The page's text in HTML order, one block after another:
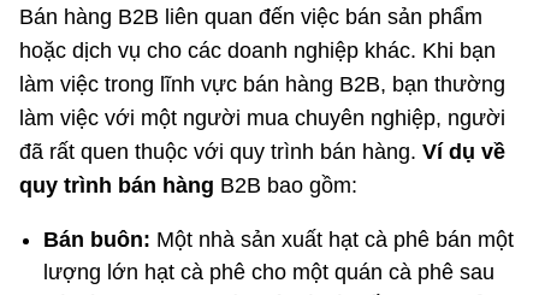
Bán hàng B2B liên quan đến việc bán sản phẩm
hoặc dịch vụ cho các doanh nghiệp khác. Khi bạn
làm việc trong lĩnh vực bán hàng B2B, bạn thường
làm việc với một người mua chuyên nghiệp, người
đã rất quen thuộc với quy trình bán hàng. Ví dụ về
quy trình bán hàng B2B bao gồm:
Bán buôn: Một nhà sản xuất hạt cà phê bán một
lượng lớn hạt cà phê cho một quán cà phê sau